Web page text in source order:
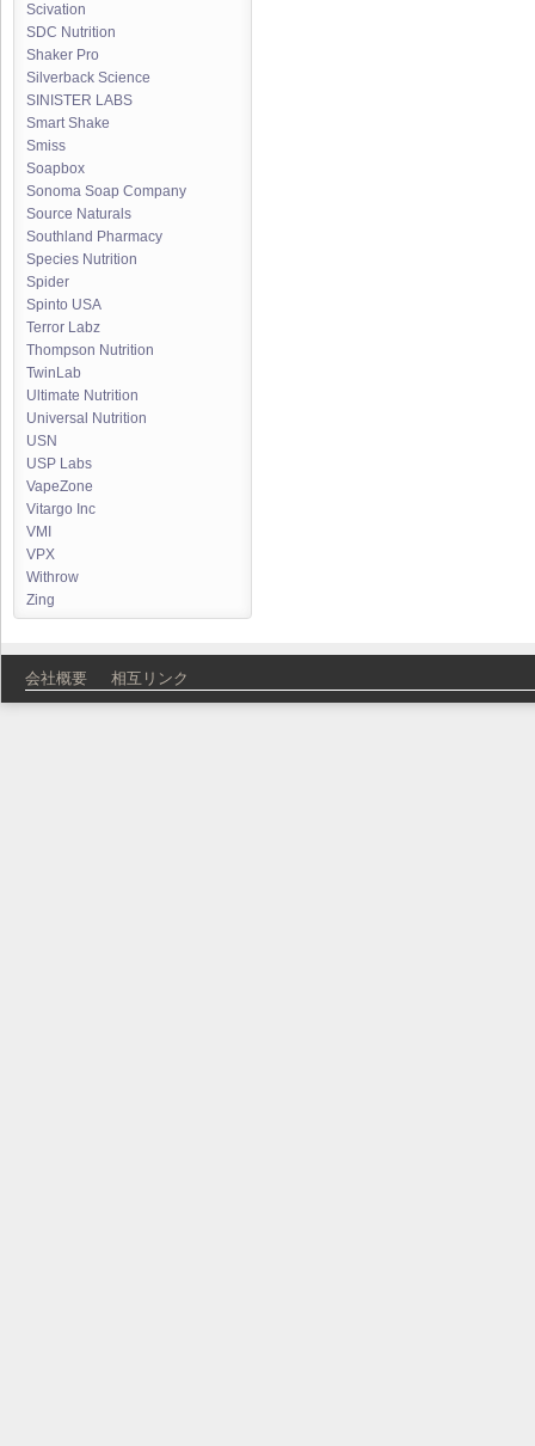
Scivation
SDC Nutrition
Shaker Pro
Silverback Science
SINISTER LABS
Smart Shake
Smiss
Soapbox
Sonoma Soap Company
Source Naturals
Southland Pharmacy
Species Nutrition
Spider
Spinto USA
Terror Labz
Thompson Nutrition
TwinLab
Ultimate Nutrition
Universal Nutrition
USN
USP Labs
VapeZone
Vitargo Inc
VMI
VPX
Withrow
Zing
会社概要 相互リンク